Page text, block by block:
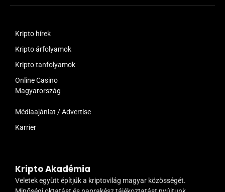
Kripto hírek
Kripto árfolyamok
Kripto tanfolyamok
Online Casino
Magyarország
Médiaajánlat / Advertise
Karrier
Kripto Akadémia
Veletek együtt építjük a kriptovilág magyar közösségét.